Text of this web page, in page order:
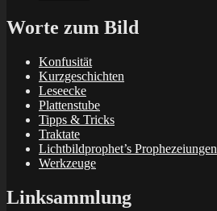
Worte zum Bild
Konfusität
Kurzgeschichten
Leseecke
Plattenstube
Tipps & Tricks
Traktate
Lichtbildprophet’s Prophezeiungen
Werkzeuge
Linksammlung